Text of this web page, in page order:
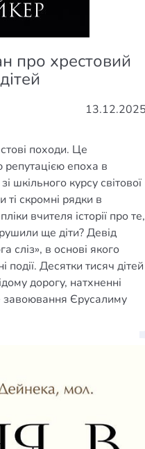
про хрестовий
походи. Це
епоха в
шкільного курсу світової
ті скромні рядки в
вчителя історії про те,
ще діти? Девід
сліз», в основі якого
події. Десятки тисяч дітей
дорогу, натхненні
Єрусалиму